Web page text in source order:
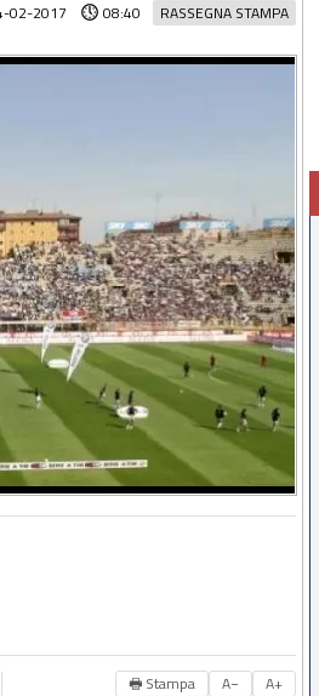
RASSEGNA STAMPA
02-2017 08:40
🖶 Stampa A− A+